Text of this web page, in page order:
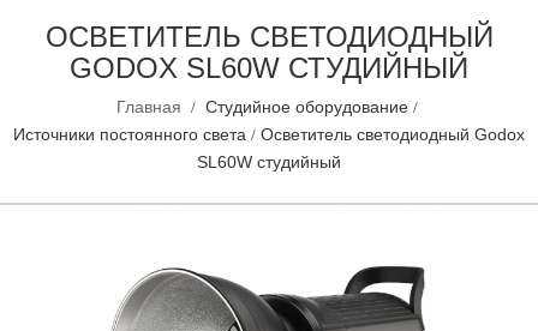
ОСВЕТИТЕЛЬ СВЕТОДИОДНЫЙ
GODOX SL60W СТУДИЙНЫЙ
Главная
Студийное оборудование
Источники постоянного света
Осветитель светодиодный Godox
SL60W студийный